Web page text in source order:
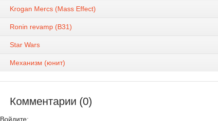
Krogan Mercs (Mass Effect)
Ronin revamp (B31)
Star Wars
Механизм (юнит)
Комментарии (0)
Войдите: